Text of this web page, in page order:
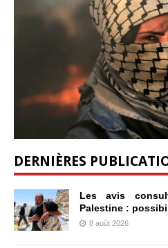
DERNIÈRES
Les avis
Palestine :
8 août 2026